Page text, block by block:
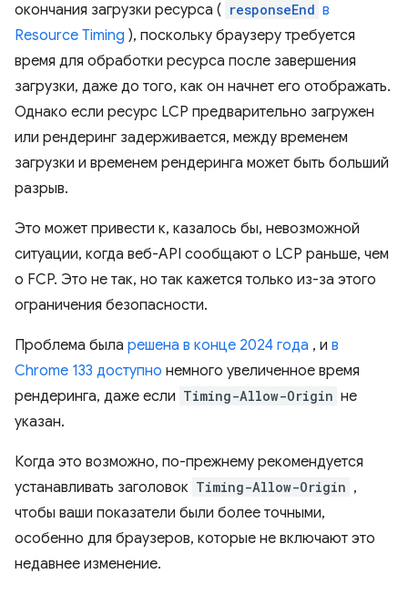
окончания загрузки ресурса ( responseEnd в
Resource Timing ), поскольку браузеру требуется
время для обработки ресурса после завершения
загрузки, даже до того, как он начнет его отображать.
Однако если ресурс LCP предварительно загружен
или рендеринг задерживается, между временем
загрузки и временем рендеринга может быть больший
разрыв.
Это может привести к, казалось бы, невозможной
ситуации, когда веб-API сообщают о LCP раньше, чем
о FCP. Это не так, но так кажется только из-за этого
ограничения безопасности.
Проблема была решена в конце 2024 года , и в
Chrome 133 доступно немного увеличенное время
рендеринга, даже если Timing-Allow-Origin не
указан.
Когда это возможно, по-прежнему рекомендуется
устанавливать заголовок Timing-Allow-Origin ,
чтобы ваши показатели были более точными,
особенно для браузеров, которые не включают это
недавнее изменение.